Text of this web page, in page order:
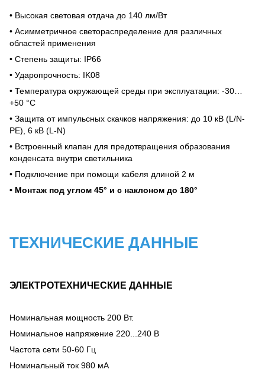
• Высокая световая отдача до 140 лм/Вт
• Асимметричное светораспределение для различных
областей применения
• Степень защиты: IP66
• Ударопрочность: IK08
• Температура окружающей среды при эксплуатации: -30…
+50 °C
• Защита от импульсных скачков напряжения: до 10 кВ (L/N-
PE), 6 кВ (L-N)
• Встроенный клапан для предотвращения образования
конденсата внутри светильника
• Подключение при помощи кабеля длиной 2 м
• Монтаж под углом 45° и с наклоном до 180°
ТЕХНИЧЕСКИЕ ДАННЫЕ
ЭЛЕКТРОТЕХНИЧЕСКИЕ ДАННЫЕ
Номинальная мощность 200 Вт.
Номинальное напряжение 220...240 В
Частота сети 50-60 Гц
Номинальный ток 980 мА